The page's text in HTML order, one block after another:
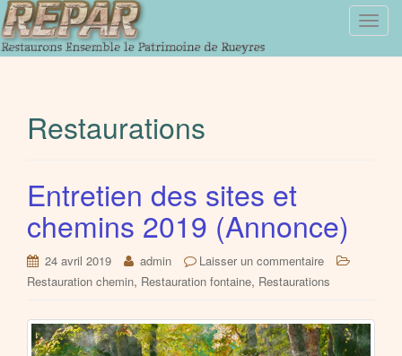
T
n
Restaurations
Entretien des sites et
chemins 2019 (Annonce)
24 avril 2019 admin
Laisser un commentaire
Restauration chemin, Restauration fontaine, Restaurations